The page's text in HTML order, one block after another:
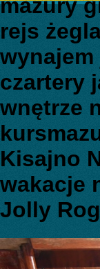
mazury
rejs
czartery
wnętrze
Kisajno
wakacje
Jolly